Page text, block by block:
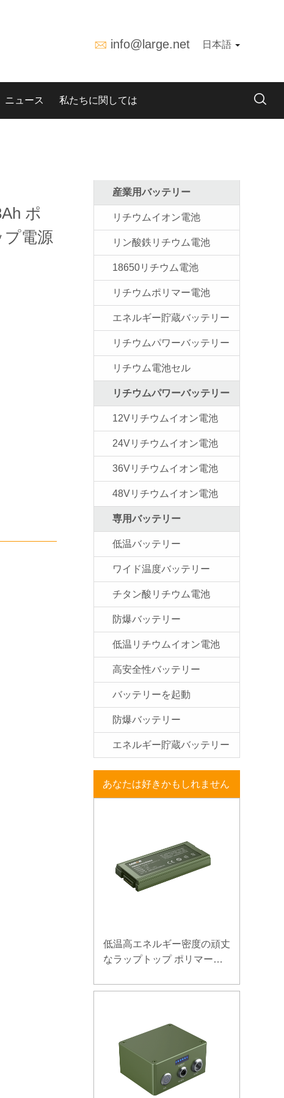
info@large.net 日本語
ニュース 私たちに関しては
ポ
プ電源
産業用バッテリー
リチウムイオン電池
リン酸鉄リチウム電池
18650リチウム電池
リチウムポリマー電池
エネルギー貯蔵バッテリー
リチウムパワーバッテリー
リチウム電池セル
リチウムパワーバッテリー
12Vリチウムイオン電池
24Vリチウムイオン電池
36Vリチウムイオン電池
48Vリチウムイオン電池
専用バッテリー
低温バッテリー
ワイド温度バッテリー
チタン酸リチウム電池
防爆バッテリー
低温リチウムイオン電池
高安全性バッテリー
バッテリーを起動
防爆バッテリー
エネルギー貯蔵バッテリー
あなたは好きかもしれません
低温高エネルギー密度の頑丈
なラップトップ ポリマー電